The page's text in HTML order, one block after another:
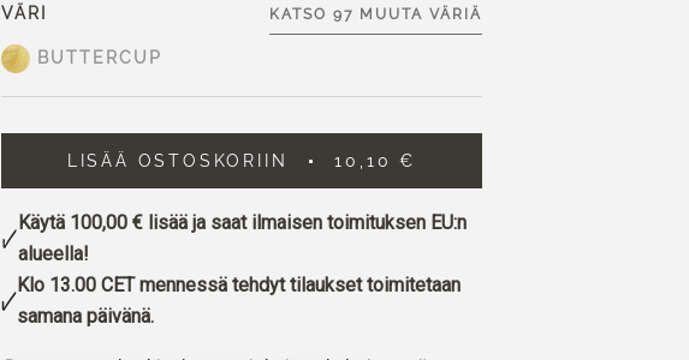
VÄRI
BUTTERCUP
KATSO 97 MUUTA VÄRIÄ
LISÄÄ OSTOSKORIIN 10,10 €
Käytä 100,00 € lisää ja saat ilmaisen toimituksen EU:n
alueella!
Klo 13.00 CET mennessä tehdyt tilaukset toimitetaan
samana päivänä.